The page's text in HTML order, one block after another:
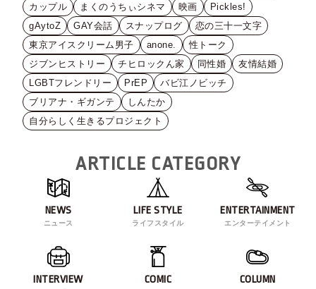
カップル
まくのうちぃシネマ 映画
Pickles!
gAytoZ
GAY会話 スナップログ
恋の三十一文字
東京アイスクリーム男子
anone.
性トーク
ジブンヒストリー
チヒロックん家 同性婚
友情結婚
LGBTフレンドリー
PrEP
バビ江ノビッチ
ブリアナ・ギガンテ
しんたか
自分らしく生きるプロジェクト
ARTICLE CATEGORY
NEWS
ニュース
LIFE STYLE
ライフスタイル
ENTERTAINMENT
エンターテイメント
INTERVIEW COMIC COLUMN